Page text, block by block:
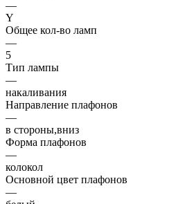
—
Y
Общее кол-во ламп
—
5
Тип лампы
—
накаливания
Направление плафонов
—
в стороны,вниз
Форма плафонов
—
колокол
Основной цвет плафонов
—